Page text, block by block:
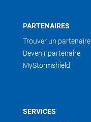
PARTENAIRES
Trouver un partenaire
Devenir partenaire
MyStormshield
SERVICES